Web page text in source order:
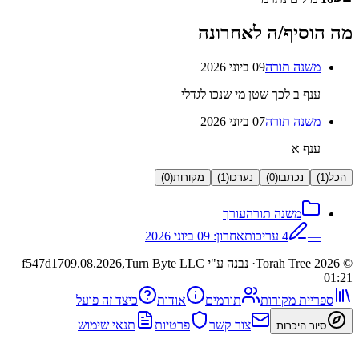
ה לאחרונה
תורה09 ביוני 2026
ב לכך שטן מי שנכו לגדלי
תורה07 ביוני 2026
נכתבו(
0
) נערכו(
1
) מקורות(
0
משנה תורהעורך
עריכותאחרון:09 ביוני 2026
· נבנה ע"י Turn Byte LLC
f547d1709.08.2026,
מקורות תורמים אודות כיצד זה פועל
היכרות צור קשר פרטיות תנאי שימוש